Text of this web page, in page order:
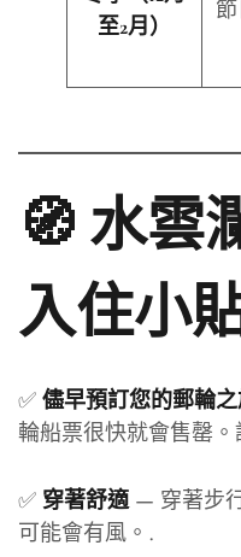
至2月）
🧭 水雲
入住小
✅ 儘早預訂您的郵輪
輪船票很快就會售罄
✅ 穿著舒適— 穿著步
可能會有風。.